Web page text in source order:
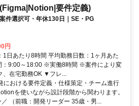
要件定義)
件選択可・年休130日｜SE・PG
円
1日あたり8時間 平均勤務日数：1ヶ月あた
：9:00～18:00 ※実働8時間 ※案件により変
、在宅勤務OK ▼フレ...
における要件定義・仕様策定・チーム進行
を使いながら設計段階から関わります。
（前職：開発リーダー 35歳・男...